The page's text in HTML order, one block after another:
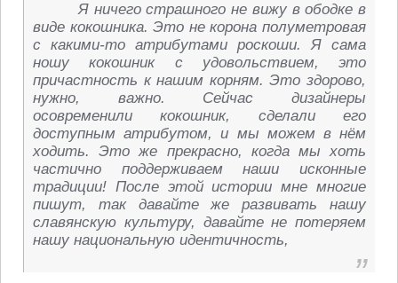
Я ничего страшного не вижу в ободке в
виде кокошника. Это не корона полуметровая
с какими-то атрибутами роскоши. Я сама
ношу кокошник с удовольствием, это
причастность к нашим корням. Это здорово,
нужно, важно. Сейчас дизайнеры
осовременили кокошник, сделали его
доступным атрибутом, и мы можем в нём
ходить. Это же прекрасно, когда мы хоть
частично поддерживаем наши исконные
традиции! После этой истории мне многие
пишут, так давайте же развивать нашу
славянскую культуру, давайте не потеряем
нашу национальную идентичность,